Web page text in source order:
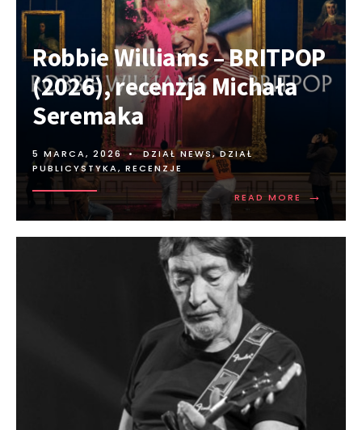
Robbie Williams – BRITPOP
(2026), recenzja Michała
Seremaka
5 MARCA, 2026 • DZIAŁ NEWS,DZIAŁ
PUBLICYSTYKA, RECENZJE
READ MORE →